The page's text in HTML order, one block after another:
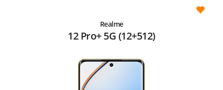
Realme
12 Pro+ 5G (12+512)